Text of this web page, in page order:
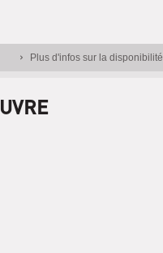
Plus d'infos sur la disponibilité